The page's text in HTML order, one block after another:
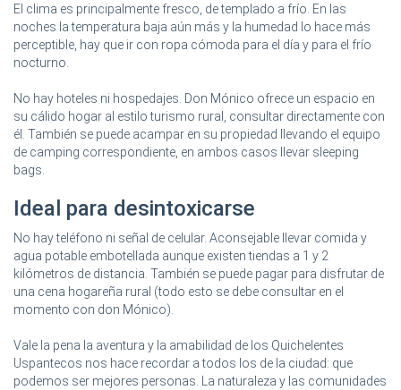
El clima es principalmente fresco, de templado a frío. En las
noches la temperatura baja aún más y la humedad lo hace más
perceptible, hay que ir con ropa cómoda para el día y para el frío
nocturno.
No hay hoteles ni hospedajes. Don Mónico ofrece un espacio en
su cálido hogar al estilo turismo rural, consultar directamente con
él. También se puede acampar en su propiedad llevando el equipo
de camping correspondiente, en ambos casos llevar sleeping
bags.
Ideal para desintoxicarse
No hay teléfono ni señal de celular. Aconsejable llevar comida y
agua potable embotellada aunque existen tiendas a 1 y 2
kilómetros de distancia. También se puede pagar para disfrutar de
una cena hogareña rural (todo esto se debe consultar en el
momento con don Mónico).
Vale la pena la aventura y la amabilidad de los Quichelentes
Uspantecos nos hace recordar a todos los de la ciudad: que
podemos ser mejores personas. La naturaleza y las comunidades